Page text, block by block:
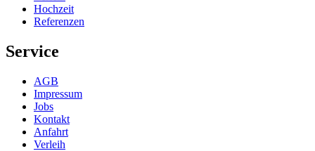
Hochzeit
Referenzen
Service
AGB
Impressum
Jobs
Kontakt
Anfahrt
Verleih